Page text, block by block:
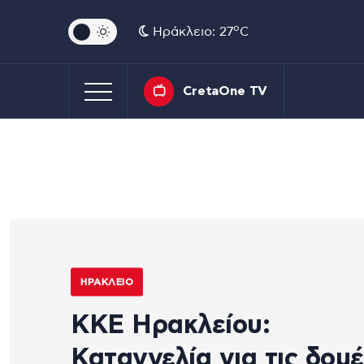
Ηράκλειο: 27oC
CretaOne TV
ΗΡΆΚΛΕΙΟ
ΚΚΕ Ηρακλείου:
Καταγγελία για τις